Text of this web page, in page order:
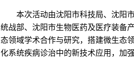
本次活动由沈阳市科技局、沈阳市
统战部、沈阳市生物医药及医疗装备
态领域学术合作与研究，搭建微生态
化系统疾病诊治中的新技术应用，加